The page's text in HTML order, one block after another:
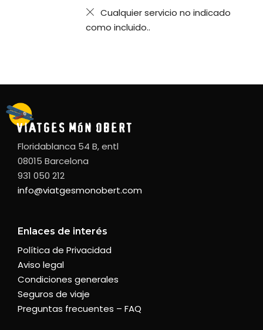
Cualquier servicio no indicado
como incluido..
Floridablanca 54 B, entl
08015 Barcelona
931 050 212
info@viatgesmonobert.com
Enlaces de interés
Política de Privacidad
Aviso legal
Condiciones generales
Seguros de viaje
Preguntas frecuentes – FAQ